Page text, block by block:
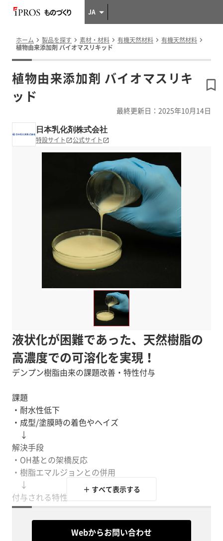
JA
ホーム 製品を探す 素材・材料 有機天然材料
有機天然材料
植物由来添加剤 バイオマスリキッド
植物由来添加剤 バイオマスリキ
ッド
最終更新日：2025年10月14日
液状化が困難であった、天然樹脂の
高濃度での可溶化を実現！
デンプン樹脂由来の課題改善・特性付与
課題
・耐水性低下
・成型/塗膜時の着色やヘイズ
↓
解決手段
・OH基との架橋反応
・樹脂エマルジョンとの併用
↓
付与される特性
・硬度、密着性
・親水性、補推定
・耐水性、ヘイズの改善
＋ すべて表示する
Webからお問い合わせ
日本乳化剤株式会社
特設サイト 公式サイト